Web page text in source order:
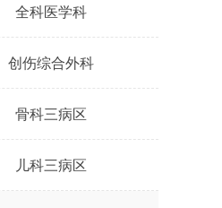
全科医学科
创伤综合外科
骨科三病区
儿科三病区